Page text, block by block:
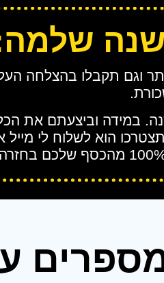
וגם תקבלו בהצלחה
במידה וביצעתם את
הוא לשלוח לי מייל